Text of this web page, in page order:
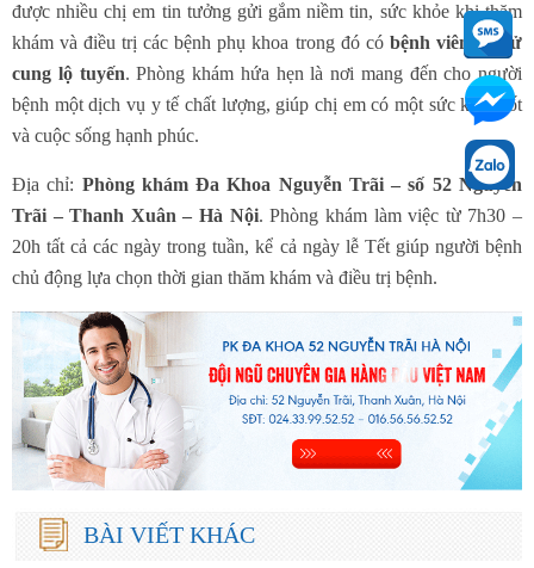
được nhiều chị em tin tưởng gửi gắm niềm tin, sức khỏe khi thăm
khám và điều trị các bệnh phụ khoa trong đó có bệnh viêm cổ tử
cung lộ tuyến. Phòng khám hứa hẹn là nơi mang đến cho người
bệnh một dịch vụ y tế chất lượng, giúp chị em có một sức khỏe tốt
và cuộc sống hạnh phúc.
Địa chỉ: Phòng khám Đa Khoa Nguyễn Trãi – số 52 Nguyễn
Trãi – Thanh Xuân – Hà Nội. Phòng khám làm việc từ 7h30 –
20h tất cả các ngày trong tuần, kể cả ngày lễ Tết giúp người bệnh
chủ động lựa chọn thời gian thăm khám và điều trị bệnh.
BÀI VIẾT KHÁC